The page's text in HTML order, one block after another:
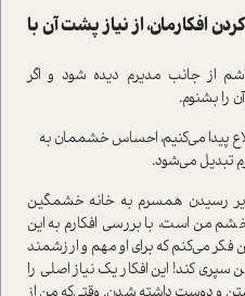
افکارمان، از نیاز پشت آن با
از جانب مدیرم دیده شود و اگر
را بشنوم.
پیدا می‌کنیم، احساس خشممان به
تبدیل می‌شود.
دیر رسیدن همسرم به خانه خشمگین
من ا‌ست، با بررسی افکارم به این
فکر می‌کنم که برای او مهم و ارزشمند
کند! این افکار یک نیاز اصلی را